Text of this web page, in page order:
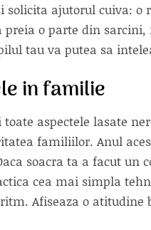
solicita ajutorul cuiva: o
preia o parte din
tau va putea sa
in familie
toate aspectele lasate
familiilor. Anul
soacra ta a facut
cea mai simpla
Afiseaza o